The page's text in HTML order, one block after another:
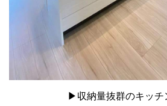
▶収納量抜群のキッチ